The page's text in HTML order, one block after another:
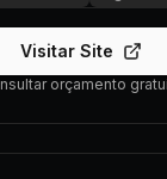
Visitar Site
orçamento